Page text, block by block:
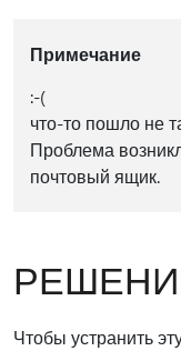
Примечание
:-(
что-то пошло не
Проблема
почтовый ящик.
Чтобы устранить